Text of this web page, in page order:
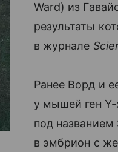
Ward) из
результаты
в журнале
Ранее Ворд и
у мышей ген
под названием
в эмбрион с